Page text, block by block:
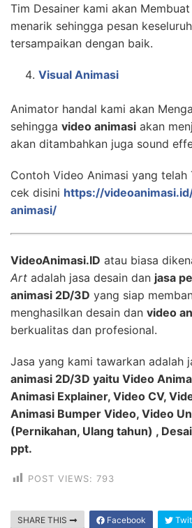
Tim Desainer kami akan
menarik sehingga pesan
tersampaikan dengan baik.
Visual Animasi
Animator handal kami akan
sehingga video animasi akan
akan ditambahkan juga sound
Contoh Video Animasi yang telah
cek disini https://
animasi/
VideoAnimasi.ID atau biasa
Art adalah jasa desain dan jasa
animasi 2D/3D yang siap
menghasilkan desain dan video
berkualitas dan profesional.
Jasa yang kami tawarkan adalah
animasi 2D/3D yaitu Video
Animasi Explainer, Video CV,
Animasi Bumper Video, Video
(Pernikahan, Ulang tahun) ,
ppt.
POST VIEWS: 793
SHARE THIS Facebook